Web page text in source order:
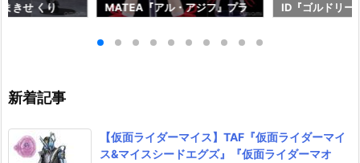
きせ くり
MATEA『アル・アジフ』プラ
ンパニー】より2027年4月発売
ID『ゴルドリー
新着記事
【仮面ライダーマイス】TAF『仮面ライダーマイ
ス&マイスシードエグズ』『仮面ライダーマオ